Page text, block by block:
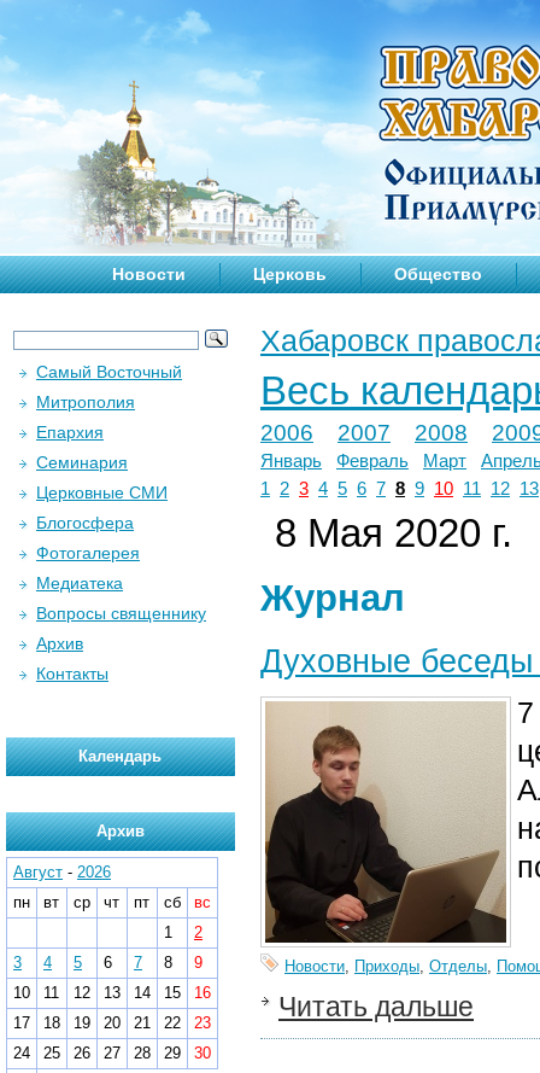
Новости Церковь Общество
Хабаровск
Весь
2006 2007 2008
Январь Февраль Март
1
2 3 4 5 6 7 8 9 10 11 12 13
8 Мая 2020 г.
Журнал
Духовные
Новости, Приходы, Отделы,
Читать дальше
Самый Восточный
Митрополия
Епархия
Семинария
Церковные СМИ
Блогосфера
Фотогалерея
Медиатека
Вопросы священнику
Архив
Контакты
Календарь
Архив
Август - 2026
пн
вт ср чт пт сб
вс
1
2
3
4 5 6 7 8
9
10
11 12 13 14 15
16
17
18 19 20 21 22
23
24
25 26 27 28 29
30